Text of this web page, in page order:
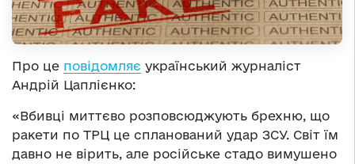
Про це повідомляє український журналіст
Андрій Цаплієнко:
«Вбивці миттєво розповсюджують брехню, що
ракети по ТРЦ це спланований удар ЗСУ. Світ їм
давно не вірить, але російське стадо вимушено